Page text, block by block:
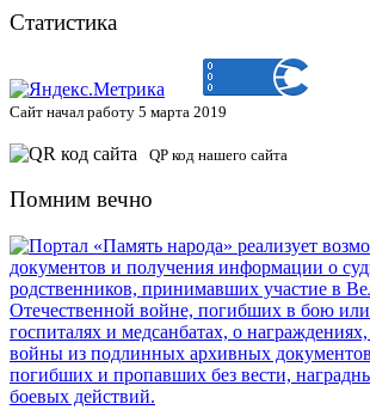
Статистика
Сайт начал работу 5 марта 2019
QP код нашего сайта
Помним вечно